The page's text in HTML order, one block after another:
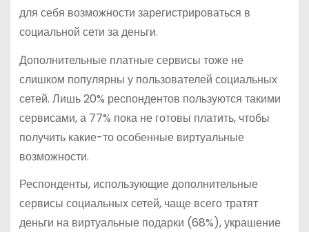
для себя возможности зарегистрироваться в
социальной сети за деньги.
Дополнительные платные сервисы тоже не
слишком популярны у пользователей социальных
сетей. Лишь 20% респондентов пользуются такими
сервисами, а 77% пока не готовы платить, чтобы
получить какие-то особенные виртуальные
возможности.
Респонденты, использующие дополнительные
сервисы социальных сетей, чаще всего тратят
деньги на виртуальные подарки (68%), украшение